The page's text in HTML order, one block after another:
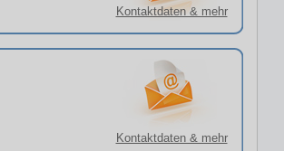
Kontaktdaten & mehr
Kontaktdaten & mehr